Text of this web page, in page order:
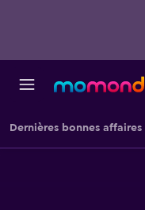
Dernières bonnes affaires